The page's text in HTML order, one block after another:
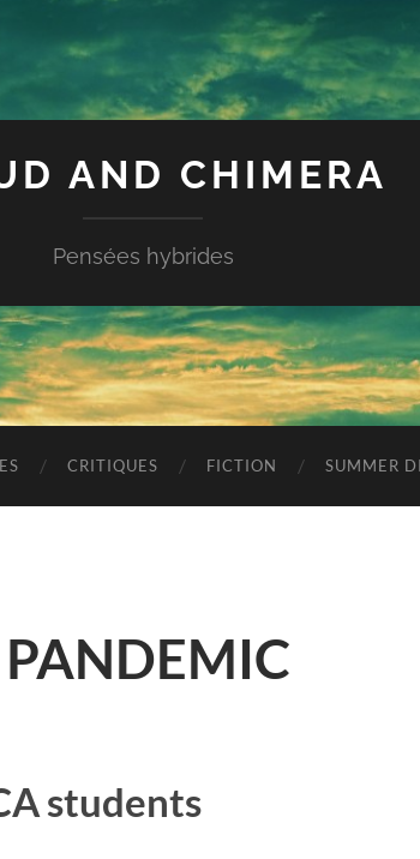
AND CHIMERA
Pensées hybrides
CRITIQUES FICTION SUMMER
students